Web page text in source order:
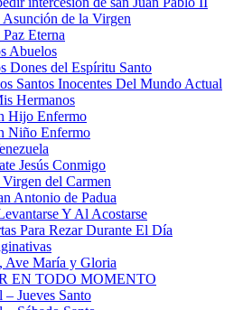
de la Virgen
Eterna
Abuelos
Dones del Espíritu Santo
Santos Inocentes Del Mundo Actual
Hermanos
Hijo Enfermo
Niño Enfermo
Jesús Conmigo
del Carmen
Antonio de Padua
Y Al Acostarse
Para Rezar Durante El Día
Ave María y Gloria
EN TODO MOMENTO
– Jueves Santo